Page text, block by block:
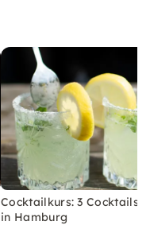
Cocktailkurs: 3 Cocktails
in Hamburg